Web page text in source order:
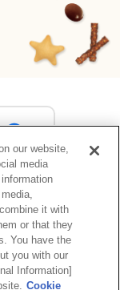
覧
イバシーポリシー
約 リンク
our website,
media
it with
or that they
You have the
you with our
Information]
Cookie